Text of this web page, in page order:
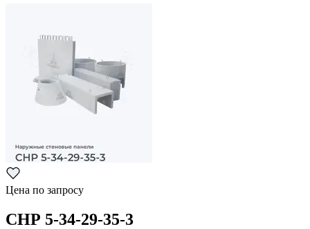
Цена по запросу
СНР 5-34-29-35-3